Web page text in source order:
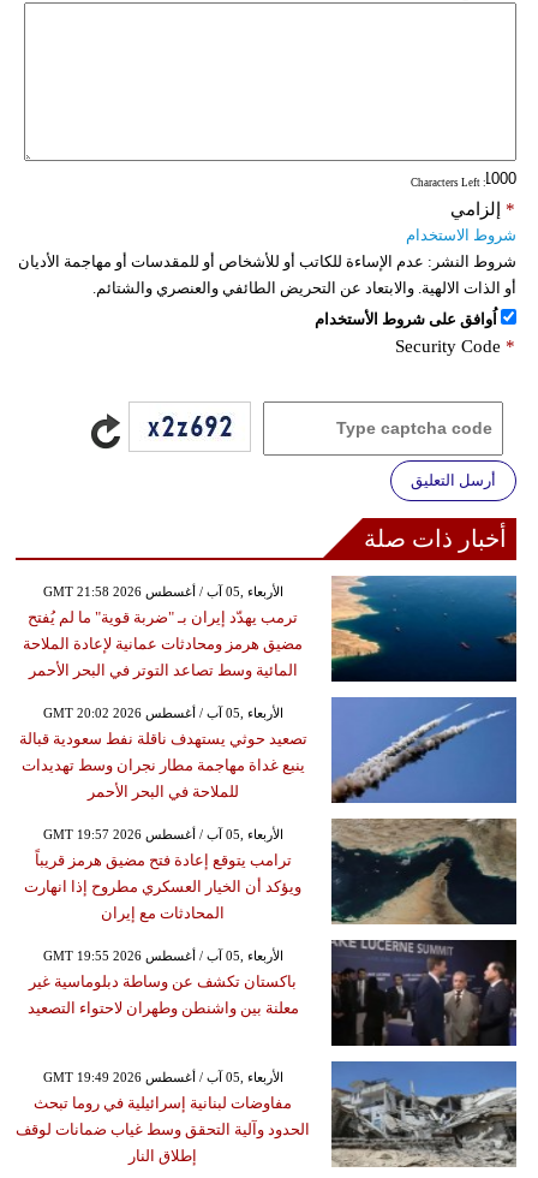
: Characters Left
إلزامي *
شروط الاستخدام
شروط النشر: عدم الإساءة للكاتب أو للأشخاص أو للمقدسات أو مهاجمة الأديان
أو الذات الالهية. والابتعاد عن التحريض الطائفي والعنصري والشتائم.
اُوافق على شروط الأستخدام
Security Code *
أرسل التعليق
أخبار ذات صلة
GMT 21:58 2026 الأربعاء ,05 آب / أغسطس
ترمب يهدّد إيران بـ "ضربة قوية" ما لم يُفتح
مضيق هرمز ومحادثات عمانية لإعادة الملاحة
المائية وسط تصاعد التوتر في البحر الأحمر
GMT 20:02 2026 الأربعاء ,05 آب / أغسطس
تصعيد حوثي يستهدف ناقلة نفط سعودية قبالة
ينبع غداة مهاجمة مطار نجران وسط تهديدات
للملاحة في البحر الأحمر
GMT 19:57 2026 الأربعاء ,05 آب / أغسطس
ترامب يتوقع إعادة فتح مضيق هرمز قريباً
ويؤكد أن الخيار العسكري مطروح إذا انهارت
المحادثات مع إيران
GMT 19:55 2026 الأربعاء ,05 آب / أغسطس
باكستان تكشف عن وساطة دبلوماسية غير
معلنة بين واشنطن وطهران لاحتواء التصعيد
GMT 19:49 2026 الأربعاء ,05 آب / أغسطس
مفاوضات لبنانية إسرائيلية في روما تبحث
الحدود وآلية التحقق وسط غياب ضمانات لوقف
إطلاق النار